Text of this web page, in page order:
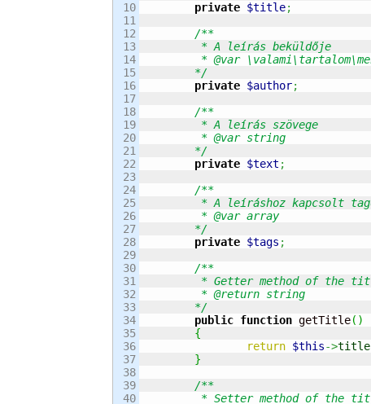
10
11
12
13
14
15
16
17
18
19
20
21
22
23
24
25
26
27
28
29
30
31
32
33
34
35
36
37
38
39
40
private $title;
/**
	*/
private $author;
/**
	*/
private $text ;
/**
	*/
private $tags ;
/**
	*/
public function getTitle( )
{
return $this->title
}
/**